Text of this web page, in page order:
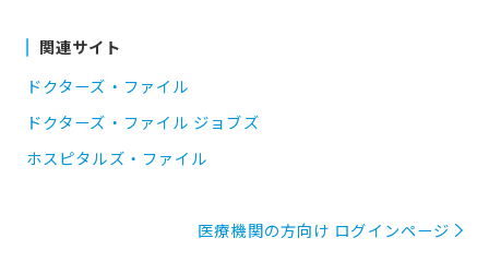
関連サイト
ドクターズ・ファイル
ドクターズ・ファイル ジョブズ
ホスピタルズ・ファイル
医療機関の方向け ログインページ